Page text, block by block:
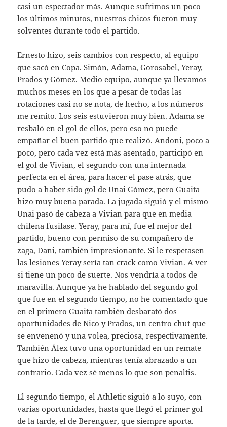
casi un espectador más. Aunque sufrimos un poco
los últimos minutos, nuestros chicos fueron muy
solventes durante todo el partido.
Ernesto hizo, seis cambios con respecto, al equipo
que sacó en Copa. Simón, Adama, Gorosabel, Yeray,
Prados y Gómez. Medio equipo, aunque ya llevamos
muchos meses en los que a pesar de todas las
rotaciones casi no se nota, de hecho, a los números
me remito. Los seis estuvieron muy bien. Adama se
resbaló en el gol de ellos, pero eso no puede
empañar el buen partido que realizó. Andoni, poco a
poco, pero cada vez está más asentado, participó en
el gol de Vivian, el segundo con una internada
perfecta en el área, para hacer el pase atrás, que
pudo a haber sido gol de Unai Gómez, pero Guaita
hizo muy buena parada. La jugada siguió y el mismo
Unai pasó de cabeza a Vivian para que en media
chilena fusilase. Yeray, para mí, fue el mejor del
partido, bueno con permiso de su compañero de
zaga, Dani, también impresionante. Si le respetasen
las lesiones Yeray sería tan crack como Vivian. A ver
si tiene un poco de suerte. Nos vendría a todos de
maravilla. Aunque ya he hablado del segundo gol
que fue en el segundo tiempo, no he comentado que
en el primero Guaita también desbarató dos
oportunidades de Nico y Prados, un centro chut que
se envenenó y una volea, preciosa, respectivamente.
También Álex tuvo una oportunidad en un remate
que hizo de cabeza, mientras tenía abrazado a un
contrario. Cada vez sé menos lo que son penaltis.
El segundo tiempo, el Athletic siguió a lo suyo, con
varias oportunidades, hasta que llegó el primer gol
de la tarde, el de Berenguer, que siempre aporta.